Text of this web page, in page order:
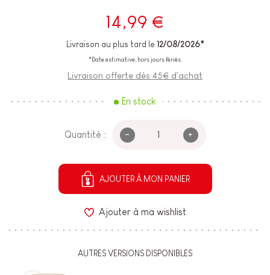
14,99 €
Livraison au plus tard le 12/08/2026*
*Date estimative, hors jours fériés.
Livraison offerte dès 45€ d'achat
En stock
Quantité : - +
AJOUTER À MON PANIER
Ajouter à ma wishlist
AUTRES VERSIONS DISPONIBLES